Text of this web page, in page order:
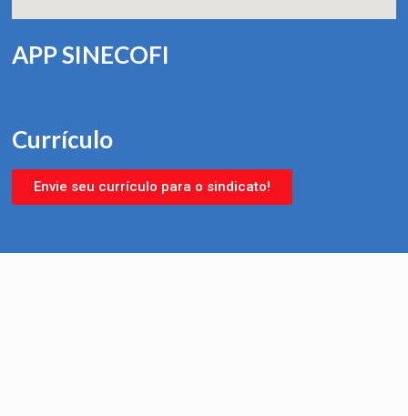
APP SINECOFI
Currículo
Envie seu currículo para o sindicato!